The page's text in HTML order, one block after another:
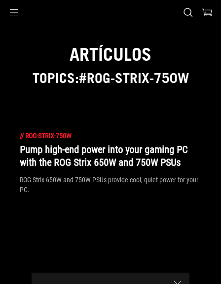
ARTÍCULOS
TOPICS:#ROG-STRIX-750W
// ROG-STRIX-750W
Pump high-end power into your gaming PC
with the ROG Strix 650W and 750W PSUs
ROG Strix 650W and 750W PSUs provide cool, quiet power for your
PC.